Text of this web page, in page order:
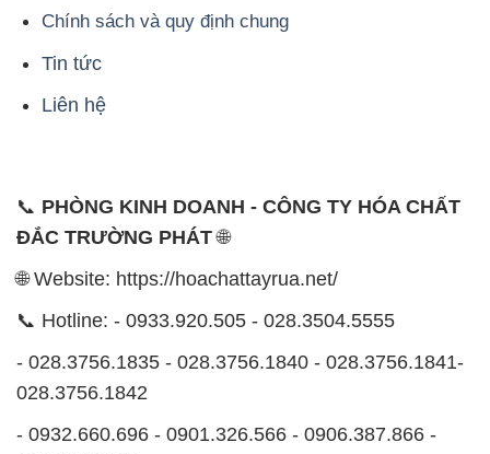
📞
PHÒNG KINH DOANH - CÔNG TY HÓA CHẤT
ĐẮC TRƯỜNG PHÁT
- 028.3756.1835 - 028.3756.1840 - 028.3756.1841-
0902.765.866
📧 Email: hoachat@dactruongphat.vn
ĐỊA CHỈ